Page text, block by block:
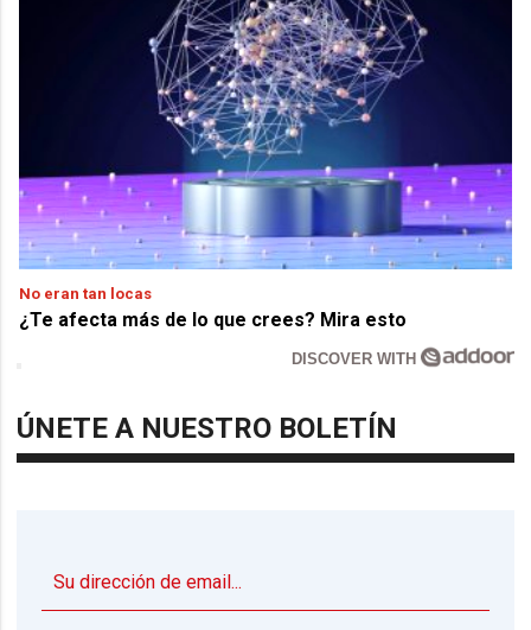
No eran tan locas
¿Te afecta más de lo que crees? Mira esto
DISCOVER WITH
ÚNETE A NUESTRO BOLETÍN